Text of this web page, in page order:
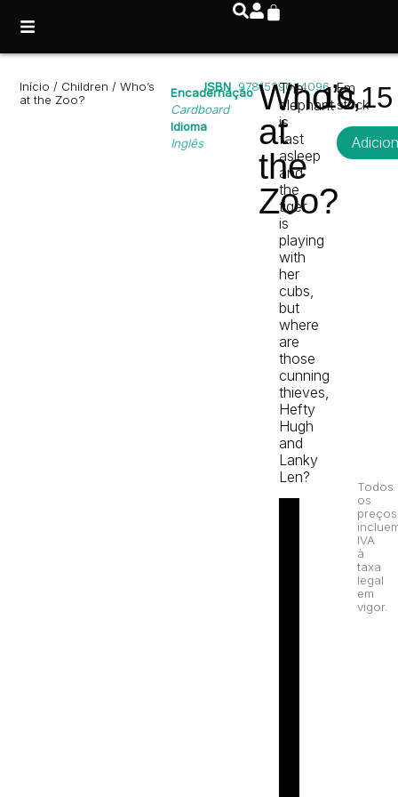
Início / Children / Who’s
at the Zoo?
Encadernação
Cardboard
Idioma
Inglês
ISBN 9781529044096
Who’s
at
the
Zoo?
The
elephant
is
fast
asleep
and
the
tiger
is
playing
with
her
cubs,
but
where
are
those
cunning
thieves,
Hefty
Hugh
and
Lanky
Len?
Em
stock
Todos
os
preços
IVA
à
taxa
legal
em
vigor.